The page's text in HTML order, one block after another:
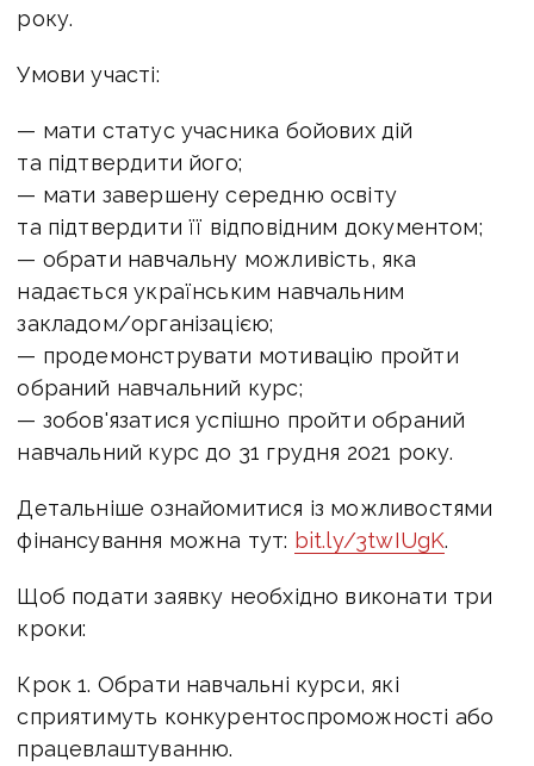
року.
Умови участі:
— мати статус учасника бойових дій
та підтвердити його;
— мати завершену середню освіту
та підтвердити її відповідним документом;
— обрати навчальну можливість, яка
надається українським навчальним
закладом/організацією;
— продемонструвати мотивацію пройти
обраний навчальний курс;
— зобов'язатися успішно пройти обраний
навчальний курс до 31 грудня 2021 року.
Детальніше ознайомитися із можливостями
фінансування можна тут: bit.ly/3twIUgK.
Щоб подати заявку необхідно виконати три
кроки:
Крок 1. Обрати навчальні курси, які
сприятимуть конкурентоспроможності або
працевлаштуванню.